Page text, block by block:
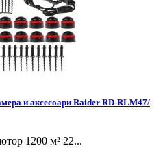
и аксесоари Raider RD-RLM47/
1200 м² 22...